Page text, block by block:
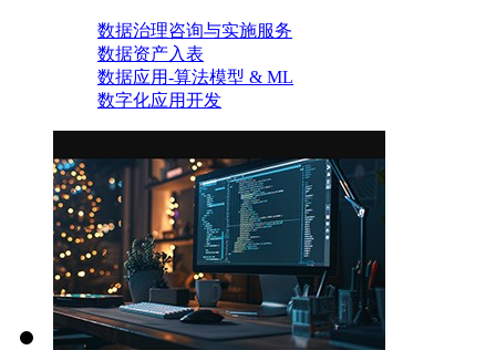
数据治理咨询与实施服务
数据资产入表
数据应用-算法模型 & ML
数字化应用开发